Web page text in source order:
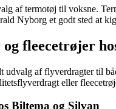
af termotøj til voksne.
Nyborg et godt sted at
fleecetrøjer
udvalg af flyverdragter til
eller
Biltema og Silvan